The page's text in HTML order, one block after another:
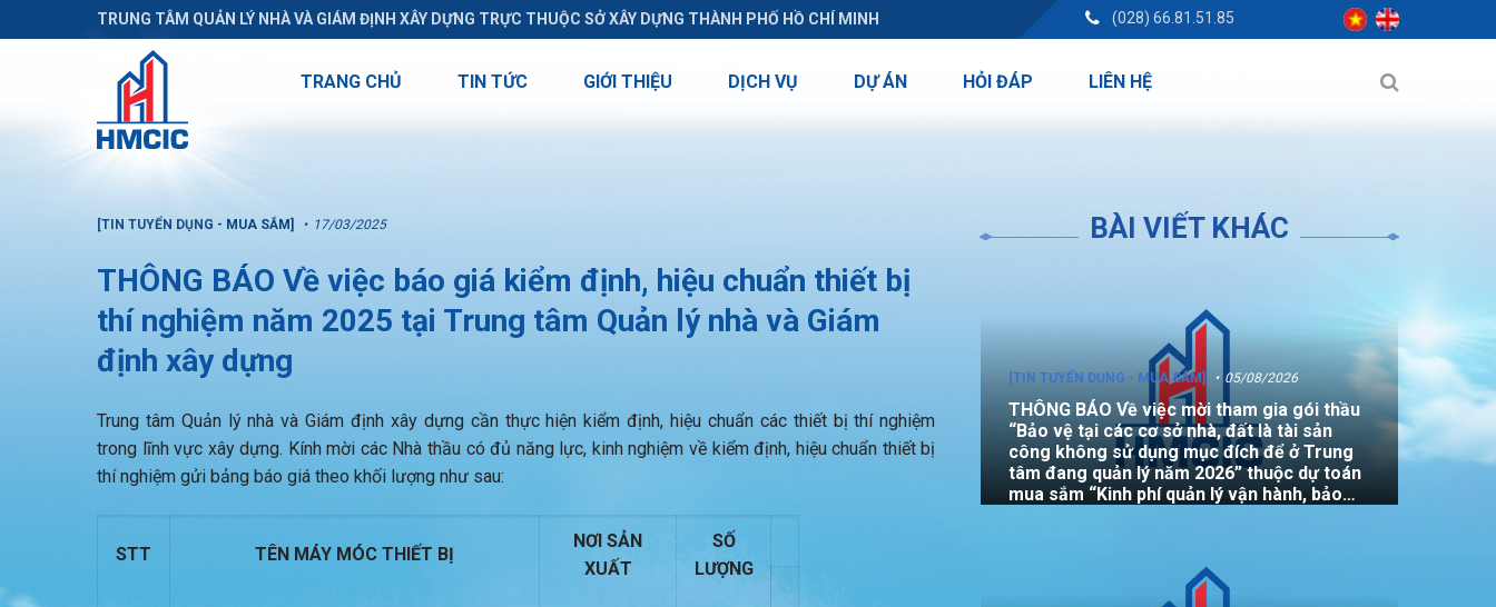
TRUNG TÂM QUẢN LÝ NHÀ VÀ GIÁM ĐỊNH XÂY DỰNG TRỰC THUỘC SỞ XÂY DỰNG THÀNH PHỐ HỒ CHÍ MINH (028) 66.81.51.85
TRANG CHỦ TIN TỨC GIỚI THIỆU DỊCH VỤ DỰ ÁN HỎI ĐÁP LIÊN HỆ
[TIN TUYỂN DỤNG - MUA SẮM] 17/03/2025
THÔNG BÁO Về việc báo giá kiểm định, hiệu chuẩn thiết bị
thí nghiệm năm 2025 tại Trung tâm Quản lý nhà và Giám
định xây dựng
Trung tâm Quản lý nhà và Giám định xây dựng cần thực hiện kiểm định, hiệu chuẩn các thiết bị thí nghiệm
trong lĩnh vực xây dựng. Kính mời các Nhà thầu có đủ năng lực, kinh nghiệm về kiểm định, hiệu chuẩn thiết bị
thí nghiệm gửi bảng báo giá theo khối lượng như sau:
STT TÊN MÁY MÓC THIẾT BỊ
NƠI SẢN
XUẤT
SỐ
LƯỢNG
BÀI VIẾT KHÁC
[TIN TUYỂN DỤNG - MUA SẮM] 05/08/2026
THÔNG BÁO Về việc mời tham gia gói thầu
“Bảo vệ tại các cơ sở nhà, đất là tài sản
công không sử dụng mục đích để ở Trung
tâm đang quản lý năm 2026” thuộc dự toán
mua sắm “Kinh phí quản lý vận hành, bảo